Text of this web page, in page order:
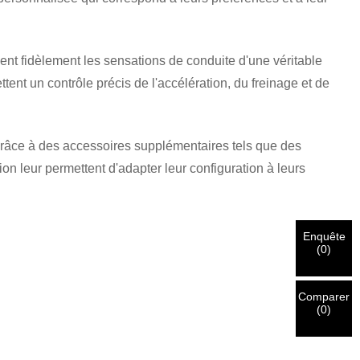
fidèlement les sensations de conduite d'une véritable
un contrôle précis de l'accélération, du freinage et de
à des accessoires supplémentaires tels que des
leur permettent d'adapter leur configuration à leurs
Enquête
(0)
Comparer
(0)